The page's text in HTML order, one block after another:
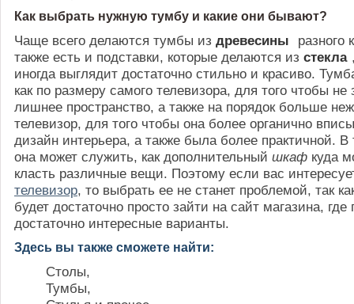
Как выбрать нужную тумбу и какие они бывают?
Чаще всего делаются тумбы из древесины
разного
также есть и подставки, которые делаются из стекла
иногда выглядит достаточно стильно и красиво.
как по размеру самого телевизора, для того чтобы не
лишнее пространство, а также на порядок больше
телевизор, для того чтобы она более органично
дизайн интерьера, а также была более практичной. В
она может служить, как дополнительный шкаф куда
класть различные вещи. Поэтому если вас
телевизор, то выбрать ее не станет проблемой, так
будет достаточно просто зайти на сайт магазина,
достаточно интересные варианты.
Здесь вы также сможете найти:
Столы,
Тумбы,